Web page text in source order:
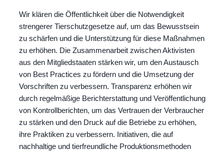
Wir klären die Öffentlichkeit über die Notwendigkeit
strengerer Tierschutzgesetze auf, um das Bewusstsein
zu schärfen und die Unterstützung für diese Maßnahmen
zu erhöhen. Die Zusammenarbeit zwischen Aktivisten
aus den Mitgliedstaaten stärken wir, um den Austausch
von Best Practices zu fördern und die Umsetzung der
Vorschriften zu verbessern. Transparenz erhöhen wir
durch regelmäßige Berichterstattung und Veröffentlichung
von Kontrollberichten, um das Vertrauen der Verbraucher
zu stärken und den Druck auf die Betriebe zu erhöhen,
ihre Praktiken zu verbessern. Initiativen, die auf
nachhaltige und tierfreundliche Produktionsmethoden